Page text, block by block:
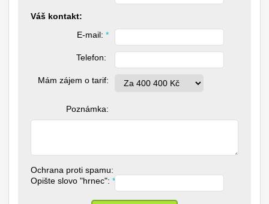
Váš kontakt:
E-mail: *
Telefon:
Mám zájem o tarif:
Poznámka:
Ochrana proti spamu:
Opište slovo "hrnec": *